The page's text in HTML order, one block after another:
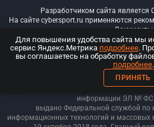
Разработчиком сайта
На сайте cybersport.ru применяются
Документы
© ООО «Киберспорт.ру» —
18+
ООО «Киберспорт.ру». Свидетельство о
информации ЭЛ № ФС
выдано Федеральной службой по
информационных технологий и
Для повышения удобства сайта мы
сервис Яндекс.Метрика подробнее.
вы соглашаетесь на обработку
подробнее.
ПРИНЯТЬ